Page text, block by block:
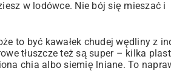
w lodówce. Nie bój się mieszać i
to być kawałek chudej wędliny z
tłuszcze też są super – kilka
chia albo siemię lniane. To